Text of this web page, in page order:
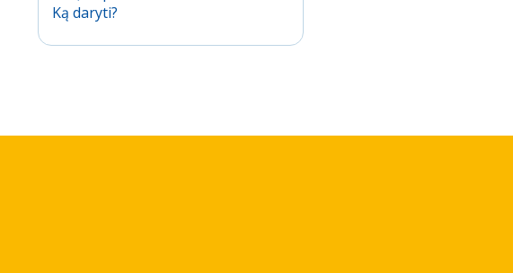
Ką daryti?